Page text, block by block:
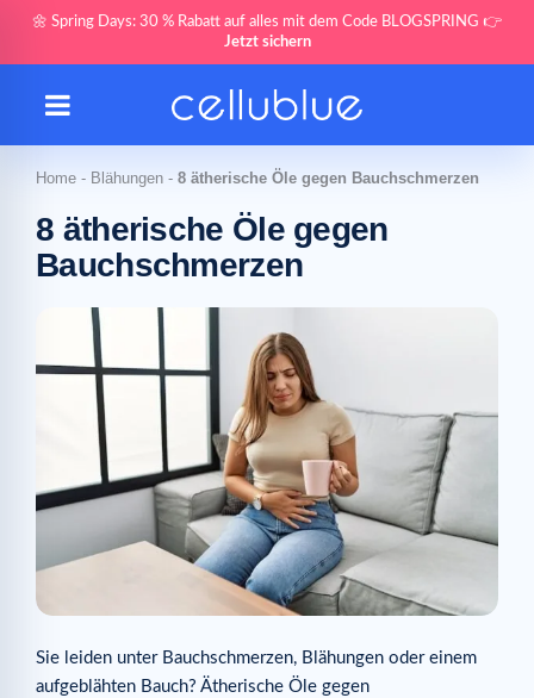
🌼 Spring Days: 30 % Rabatt auf alles mit dem Code BLOGSPRING 👉
Jetzt sichern
Home - Blähungen - 8 ätherische Öle gegen Bauchschmerzen
8 ätherische Öle gegen
Bauchschmerzen
Sie leiden unter Bauchschmerzen, Blähungen oder einem
aufgeblähten Bauch? Ätherische Öle gegen